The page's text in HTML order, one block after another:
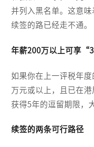
并列入黑名单。这意
续签的路已经走不通。
年薪200万以上可享
如果你在上一评税年
万元或以上，且已在
获得5年的逗留期限，
续签的两条可行路径